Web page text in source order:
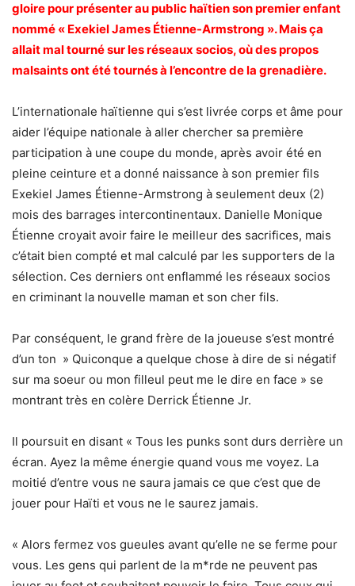
gloire pour présenter au public haïtien son premier enfant
nommé « Exekiel James Étienne-Armstrong ». Mais ça
allait mal tourné sur les réseaux socios, où des propos
malsaints ont été tournés à l’encontre de la grenadière.
L’internationale haïtienne qui s’est livrée corps et âme pour
aider l’équipe nationale à aller chercher sa première
participation à une coupe du monde, après avoir été en
pleine ceinture et a donné naissance à son premier fils
Exekiel James Étienne-Armstrong à seulement deux (2)
mois des barrages intercontinentaux. Danielle Monique
Étienne croyait avoir faire le meilleur des sacrifices, mais
c’était bien compté et mal calculé par les supporters de la
sélection. Ces derniers ont enflammé les réseaux socios
en criminant la nouvelle maman et son cher fils.
Par conséquent, le grand frère de la joueuse s’est montré
d’un ton » Quiconque a quelque chose à dire de si négatif
sur ma soeur ou mon filleul peut me le dire en face » se
montrant très en colère Derrick Étienne Jr.
Il poursuit en disant « Tous les punks sont durs derrière un
écran. Ayez la même énergie quand vous me voyez. La
moitié d’entre vous ne saura jamais ce que c’est que de
jouer pour Haïti et vous ne le saurez jamais.
« Alors fermez vos gueules avant qu’elle ne se ferme pour
vous. Les gens qui parlent de la m*rde ne peuvent pas